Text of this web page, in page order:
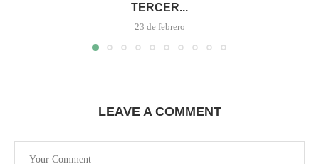
TERCER...
23 de febrero
LEAVE A COMMENT